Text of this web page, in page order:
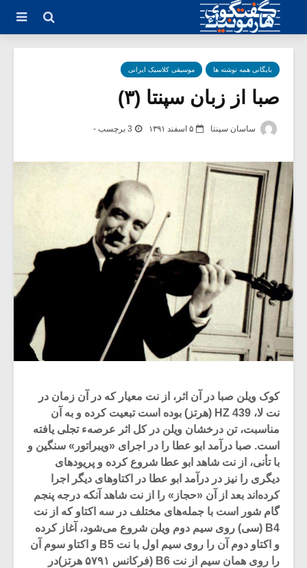
بایگانی همه نوشته ها موسیقی کلاسیک ایرانی
صبا از زبان سپنتا (۳)
ساسان سپنتا ۵ اسفند ۱۳۹۱ 3 برچسب -
کوک ویلن صبا در آن اثر، از نت معیار که در آن‌ زمان‌ در
نت لا، HZ 439 (هرتز) بوده است تبعیت‌ کرده و به آن
مناسبت، تن درخشان ویلن در کل اثر عرصهء تجلی یافته
است. صبا درآمد ابو عطا را در اجرای «ویبراتور» سنگین و
با تأنی، از نت شاهد ابو عطا شروع کرده و پریودهای
دیگری را نیز در درآمد ابو عطا در اکتاوهای دیگر اجرا
کرده‌اند بعد از آن «حجاز» را از نت شاهد آنکه درجه پنجم
گام‌ شور است با جمله‌های مختلف در سه اکتاو که از نت‌
B4 (سی) روی سیم دوم ویلن شروع می‌شود، آغاز کرده
و اکتاو دوم آن را روی سیم اول با نت‌ B5 و اکتاو سوم آن
را روی همان سیم از نت‌ B6 (فرکانس ۵۷۹۱ هرتز)در